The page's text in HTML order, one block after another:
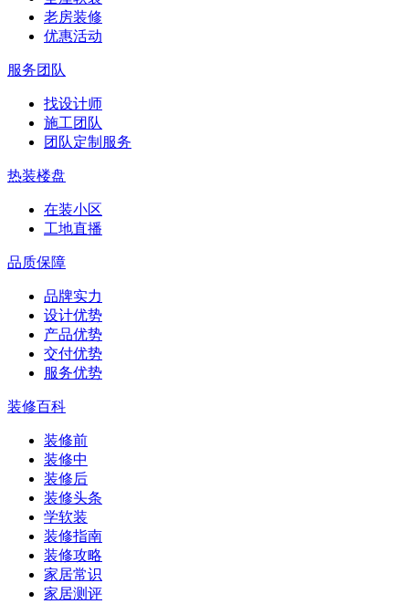
老房装修
优惠活动
服务团队
找设计师
施工团队
团队定制服务
热装楼盘
在装小区
工地直播
品质保障
品牌实力
设计优势
产品优势
交付优势
服务优势
装修百科
装修前
装修中
装修后
装修头条
学软装
装修指南
装修攻略
家居常识
家居测评